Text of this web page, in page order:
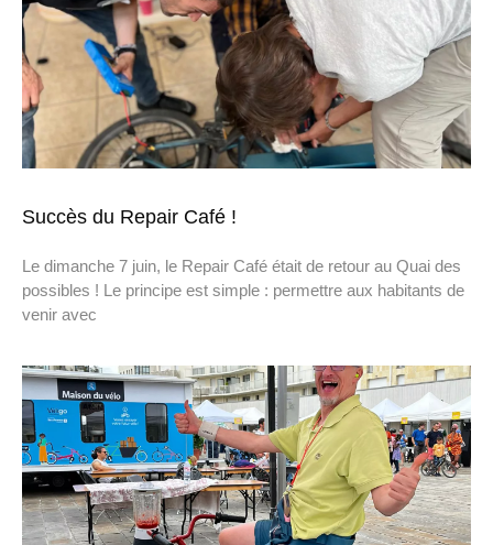
Succès du Repair Café !
Le dimanche 7 juin, le Repair Café était de retour au Quai des
possibles ! Le principe est simple : permettre aux habitants de
venir avec